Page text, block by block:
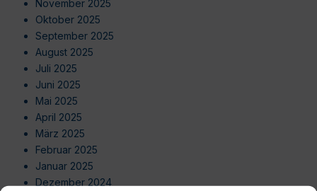
November 2025
Oktober 2025
September 2025
August 2025
Juli 2025
Juni 2025
Mai 2025
April 2025
März 2025
Februar 2025
Januar 2025
Dezember 2024